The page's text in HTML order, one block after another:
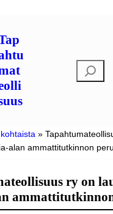
t
»
alan ammattitutkinnon
ry on